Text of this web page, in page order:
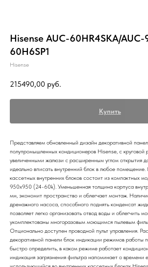
Hisense AUC-60HR4SKA/AUC-
60H6SP1
Hisense
215490,00 руб.
Купить
Представляем обновленный дизайн декоративной
полупромышленных кондиционеров Hisense, с круговой
увеличенными жалюзи с расширенным углом открытия
идеально вписать внутренний блок в любое
кассетных внутренних блоков состоит из компактных
950х950 (24-60k). Уменьшенная толщина корпуса
мм, экономит пространство и облегчает монтаж.
дренажного насоса, способного поднять конденсат
позволяет легко организовать отвод воды и облегчить
укомплектованы многоразовым моющимся пылевым
Опционально доступен проводной пульт управления.
декоративной панели блок индикации режимов работы
быстро определить, в каком режиме работает
индикация загрязнения фильтра напоминает о времени